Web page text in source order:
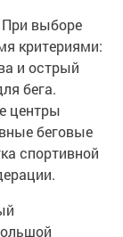
При выборе
критериями:
и острый
бега.
центры
беговые
спортивной